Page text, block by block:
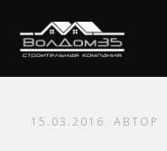
15.03.2016 АВТОР